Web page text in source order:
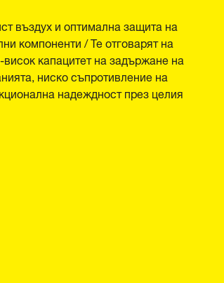
въздух и оптимална защита на
компоненти / Те отговарят на
капацитет на задържане на
ниско съпротивление на
надеждност през целия